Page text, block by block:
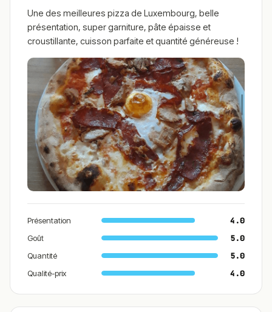
Une des meilleures pizza de Luxembourg, belle
présentation, super garniture, pâte épaisse et
croustillante, cuisson parfaite et quantité généreuse !
Présentation 4.0
Goût 5.0
Quantité 5.0
Qualité-prix 4.0